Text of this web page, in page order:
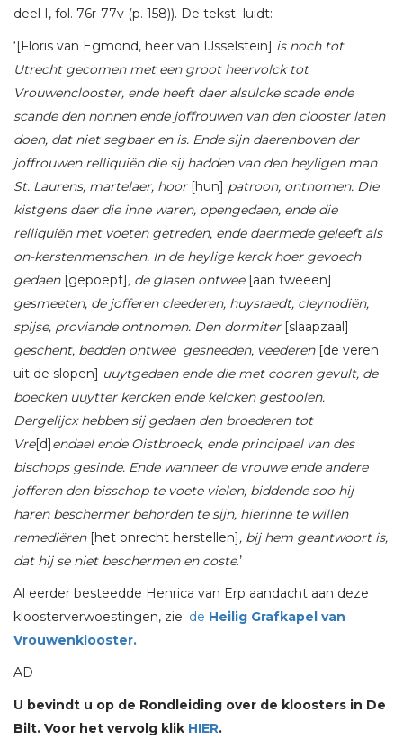
deel I, fol. 76r-77v (p. 158)). De tekst luidt:
‘[Floris van Egmond, heer van IJsselstein] is noch tot
Utrecht gecomen met een groot heervolck tot
Vrouwenclooster, ende heeft daer alsulcke scade ende
scande den nonnen ende joffrouwen van den clooster laten
doen, dat niet segbaer en is. Ende sijn daerenboven der
joffrouwen relliquiën die sij hadden van den heyligen man
St. Laurens, martelaer, hoor [hun] patroon, ontnomen. Die
kistgens daer die inne waren, opengedaen, ende die
relliquiën met voeten getreden, ende daermede geleeft als
on-kerstenmenschen. In de heylige kerck hoer gevoech
gedaen[gepoept], de glasen ontwee [aan tweeën]
gesmeeten, de jofferen cleederen, huysraedt, cleynodiën,
spijse, proviande ontnomen. Den dormiter[slaapzaal]
geschent, bedden ontwee gesneeden, veederen [de veren
uit de slopen] uuytgedaen ende die met cooren gevult, de
boecken uuytter kercken ende kelcken gestoolen.
Dergelijcx hebben sij gedaen den broederen tot
Vre[d]endael ende Oistbroeck, ende principael van des
bischops gesinde. Ende wanneer de vrouwe ende andere
jofferen den bisschop te voete vielen, biddende soo hij
haren beschermer behorden te sijn, hierinne te willen
remediëren[het onrecht herstellen], bij hem geantwoort is,
dat hij se niet beschermen en coste.’
Al eerder besteedde Henrica van Erp aandacht aan deze
kloosterverwoestingen, zie: de Heilig Grafkapel van
Vrouwenklooster.
AD
U bevindt u op de Rondleiding over de kloosters in De
Bilt. Voor het vervolg klik HIER.